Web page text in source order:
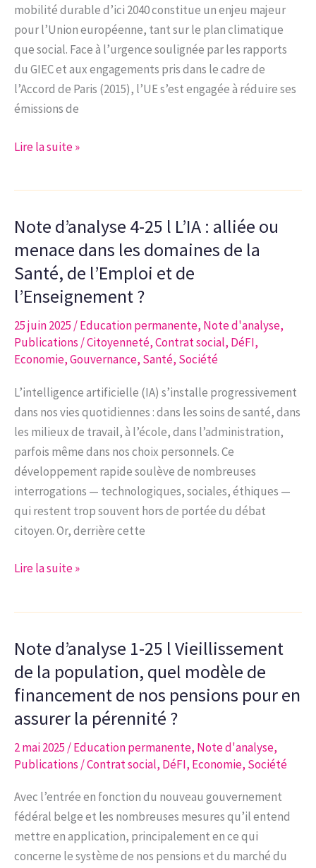
mobilité durable d’ici 2040 constitue un enjeu majeur
pour l’Union européenne, tant sur le plan climatique
que social. Face à l’urgence soulignée par les rapports
du GIEC et aux engagements pris dans le cadre de
l’Accord de Paris (2015), l’UE s’est engagée à réduire ses
émissions de
Note
|
Vers
une
mobilité
neutre
carbone
en
Europe
transition
motorisation
thermique
une
motorisation
soutenable
Lire la suite »
Note d’analyse 4-25 l L’IA : alliée ou
menace dans les domaines de la
Santé, de l’Emploi et de
l’Enseignement ?
25 juin 2025/Education permanente, Note d'analyse,
Publications/Citoyenneté,Contrat social, DéFI,
Economie,Gouvernance, Santé, Société
L’intelligence artificielle (IA) s’installe progressivement
dans nos vies quotidiennes : dans les soins de santé, dans
les milieux de travail, à l’école, dans l’administration,
parfois même dans nos choix personnels. Ce
développement rapide soulève de nombreuses
interrogations — technologiques, sociales, éthiques —
qui restent trop souvent hors de portée du débat
citoyen. Or, derrière cette
Note
l
L’IA :
alliée
ou
menace
dans
les
de
la
Santé,
de
Lire la suite »
Note d’analyse 1-25 l Vieillissement
de la population, quel modèle de
financement de nos pensions pour en
assurer la pérennité ?
2 mai 2025 /Education permanente, Note d'analyse,
Publications /Contrat social, DéFI, Economie, Société
Avec l’entrée en fonction du nouveau gouvernement
fédéral belge et les nombreuses mesures qu’il entend
mettre en application, principalement en ce qui
concerne le système de nos pensions et du marché du